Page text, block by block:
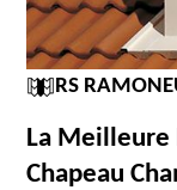
RS
La Meilleure
Chapeau